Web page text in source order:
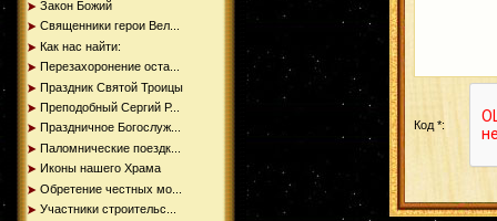
Закон Божий
Священники герои Вел...
Как нас найти:
Перезахоронение оста...
Праздник Святой Троицы
Преподобный Сергий Р...
Праздничное Богослуж...
Паломнические поездк...
Иконы нашего Храма
Обретение честных мо...
Участники строительс...
Код *: